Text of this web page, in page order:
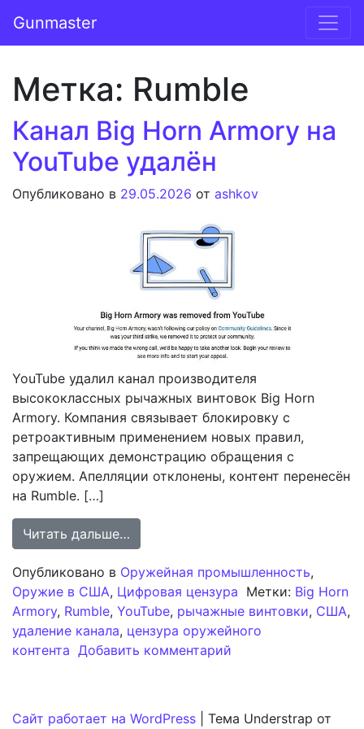
Основная навигация
Gunmaster
Метка: Rumble
Канал Big Horn Armory на
YouTube удалён
Опубликовано в 29.05.2026 от ashkov
YouTube удалил канал производителя
высококлассных рычажных винтовок Big Horn
Armory. Компания связывает блокировку с
ретроактивным применением новых правил,
запрещающих демонстрацию обращения с
оружием. Апелляции отклонены, контент перенесён
на Rumble. […]
Читать дальше…
Опубликовано в Оружейная промышленность,
Оружие в США, Цифровая цензура Метки: Big Horn
Armory, Rumble, YouTube, рычажные винтовки, США,
удаление канала, цензура оружейного
контента Добавить комментарий
Сайт работает на WordPress Тема Understrap от